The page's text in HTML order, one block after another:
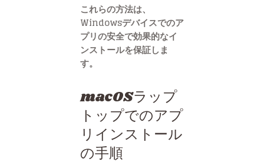
これらの方法は、
Windowsデバイスでのア
プリの安全で効果的なイ
ンストールを保証しま
す。
macOSラップ
トップでのアプ
リインストール
の手順